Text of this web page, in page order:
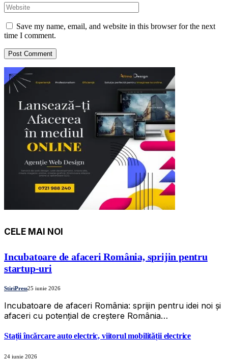
Save my name, email, and website in this browser for the next
time I comment.
CELE MAI NOI
Incubatoare de afaceri România, sprijin pentru
startup-uri
StiriPress25 iunie 2026
Incubatoare de afaceri România: sprijin pentru idei noi și
afaceri cu potențial de creștere România…
Stații încărcare auto electric, viitorul mobilității electrice
24 iunie 2026